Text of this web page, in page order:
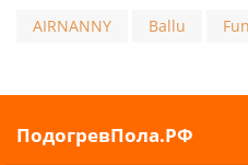
выбрать приточно-вытяжную
здорового микроклимата в
AIRNANNY Ballu
ПодогревПола.РФ